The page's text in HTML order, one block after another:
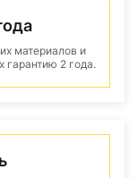
материалов и
гарантию 2 года.